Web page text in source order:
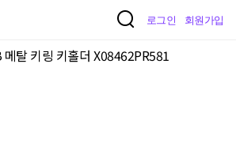
로그인 회원가입